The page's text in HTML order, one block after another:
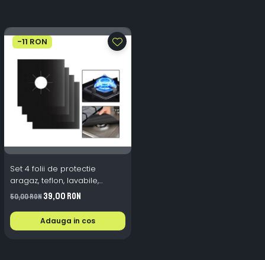
-11 RON
Set 4 folii de protectie
aragaz, teflon, lavabile,
reutilizabile, Negru/Gri
50,00 RON39,00 RON
Adauga in cos